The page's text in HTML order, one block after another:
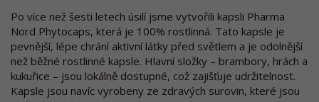
Po více než šesti letech úsilí jsme vytvořili kapsli Pharma
Nord Phytocaps, která je 100% rostlinná. Tato kapsle je
pevnější, lépe chrání aktivní látky před světlem a je odolnější
než běžné rostlinné kapsle. Hlavní složky – brambory, hrách a
kukuřice – jsou lokálně dostupné, což zajišťuje udržitelnost.
Kapsle jsou navíc vyrobeny ze zdravých surovin, které jsou